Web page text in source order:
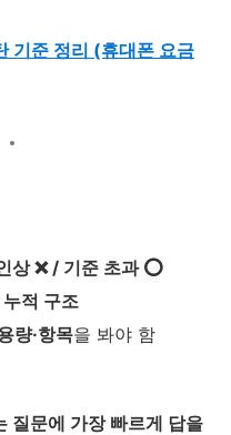
기준 정리 (휴대폰 요금
상 ❌ / 기준 초과 ⭕
누적 구조
량·항목을 봐야 함
질문에 가장 빠르게 답을